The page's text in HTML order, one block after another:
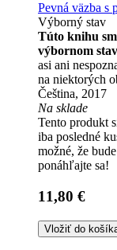
Pevná väzba s
Výborný stav
Túto knihu
výbornom
asi ani
na niektorých
Čeština, 2017
Na sklade
Tento produkt
iba posledné
možné, že
ponáhľajte sa!
11,80 €
Vložiť do